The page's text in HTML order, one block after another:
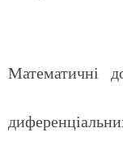
Математичні